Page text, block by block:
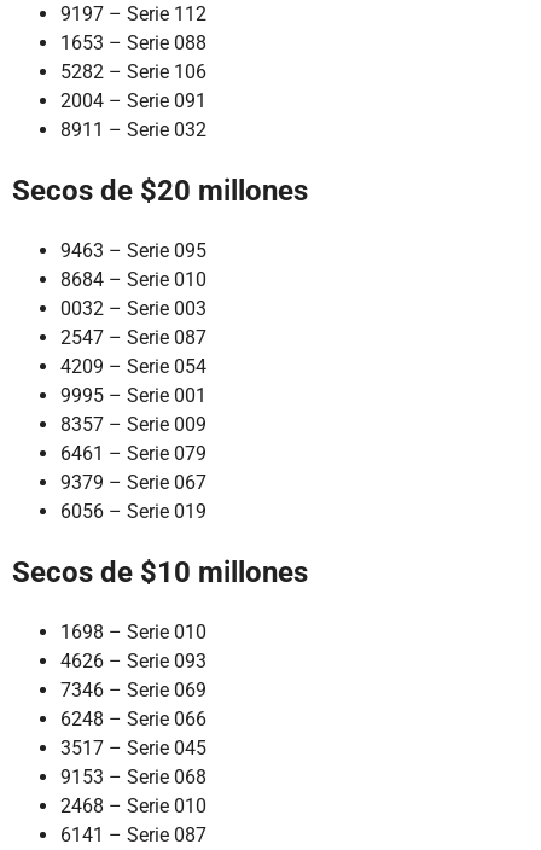
9197 – Serie 112
1653 – Serie 088
5282 – Serie 106
2004 – Serie 091
8911 – Serie 032
Secos de $20 millones
9463 – Serie 095
8684 – Serie 010
0032 – Serie 003
2547 – Serie 087
4209 – Serie 054
9995 – Serie 001
8357 – Serie 009
6461 – Serie 079
9379 – Serie 067
6056 – Serie 019
Secos de $10 millones
1698 – Serie 010
4626 – Serie 093
7346 – Serie 069
6248 – Serie 066
3517 – Serie 045
9153 – Serie 068
2468 – Serie 010
6141 – Serie 087